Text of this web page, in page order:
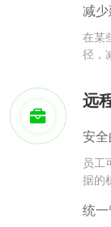
减
在某
径，
远
安
员工
据的
统